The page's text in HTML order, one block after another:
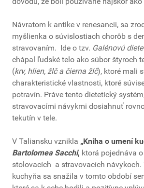
Návratom k antike v renesancii, sa
myšlienka o súvislostiach chorôb s
stravovaním. Ide o tzv. Galénovú
chápal ľudské telo ako súbor štyroch
(krv, hlien, žlč a čierna žlč), ktoré mali
charakteristické vlastnosti, ktoré
potravín. Práve tento dietetický
stravovacími návykmi dosiahnuť
tekutín v tele.
V Taliansku vznikla „Kniha o umení
Bartolomea Sacchi, ktorá pojednáva
stolovacích a stravovacích návykoch.
kuchyňa sa snažila v tomto období